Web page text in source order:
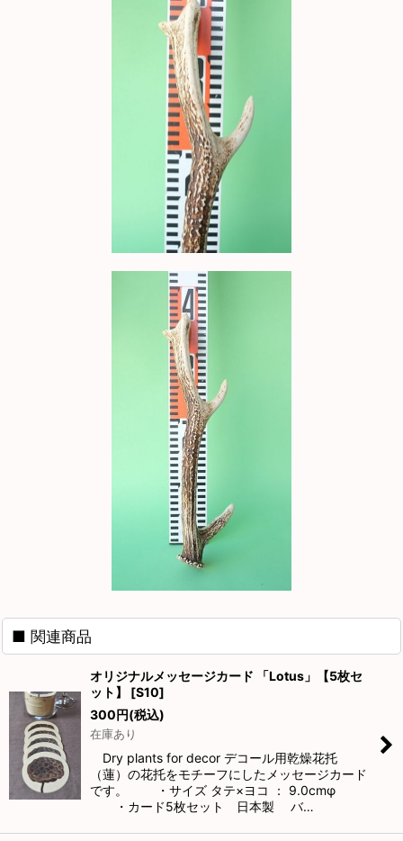
■ 関連商品
オリジナルメッセージカード 「Lotus」【5枚セ
ット】
[S10]
300円(税込)
在庫あり
Dry plants for decor デコール用乾燥花托
（蓮）の花托をモチーフにしたメッセージカード
です。 ・サイズ タテ×ヨコ ： 9.0cmφ
・カード5枚セット 日本製 バ…